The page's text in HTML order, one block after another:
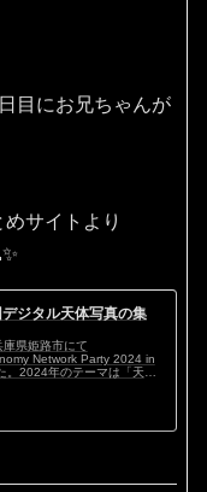
目にお兄ちゃんが
サイトより
ジタル天体写真の集
県姫路市にて
Network Party 2024 in
。2024年のテーマは「天体